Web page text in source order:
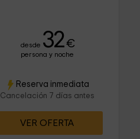
desde 32€
persona y noche
Reserva inmediata
Cancelación 7 días antes
VER OFERTA